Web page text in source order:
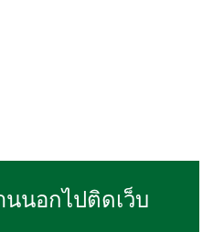
นอกไปติดเว็บ